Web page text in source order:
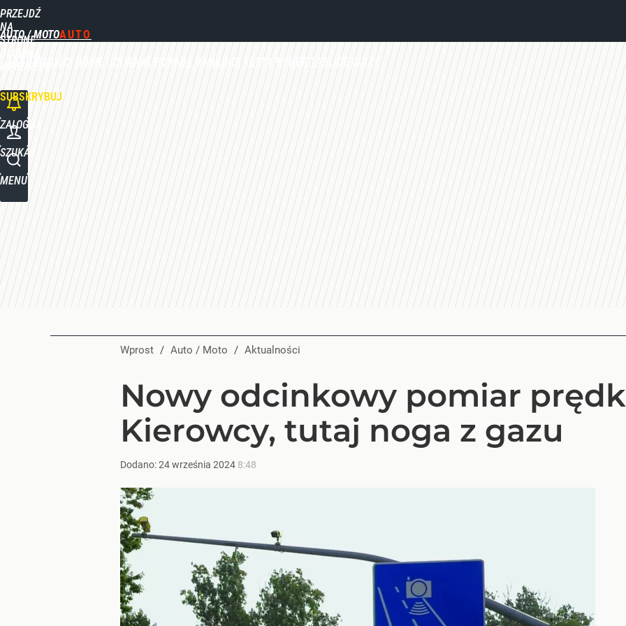
PRZEJDŹ
NA
STRONĘ
GŁÓWNĄ
WPROST.PL
AUTO / MOTO
AKTUALNOŚCI NOWE UŻYWANE PORADY RANKINGI TESTY RYNEK TABLICE QUIZY
SUBSKRYBUJ
ZALOGUJ
SZUKAJ
MENU
Wprost / Auto / Moto / Aktualności
Nowy odcinkowy pomiar
Kierowcy, tutaj noga z gazu
Dodano:24września 2024 8:48